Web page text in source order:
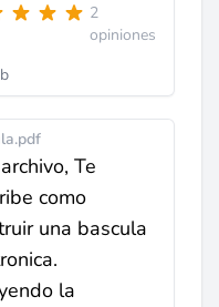
2
opiniones
Te
como
una bascula
la